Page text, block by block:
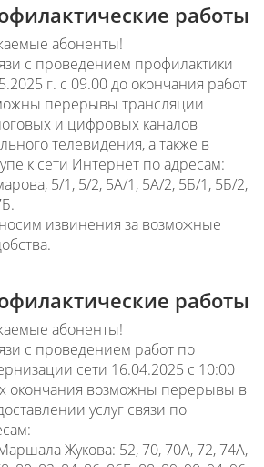
работы
абоненты!
с проведением профилактики
г. с 09.00 до окончания работ
перерывы трансляции
и цифровых каналов
телевидения, а также в
к сети Интернет по адресам:
5/1, 5/2, 5А/1, 5А/2, 5Б/1, 5Б/2,
извинения за возможные
работы
абоненты!
с проведением работ по
сети 16.04.2025 с 10:00
окончания возможны перерывы в
услуг связи по
Жукова: 52, 70, 70А, 72, 74А,